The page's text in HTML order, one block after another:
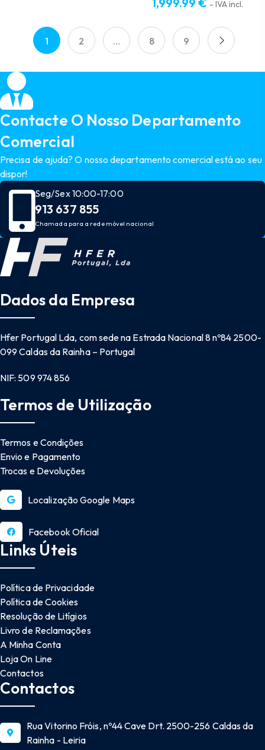
- IVA incl.
1 2 … 8 9
Contacte O Nosso Departamento
Comercial
Precisa de ajuda? O nosso departamento comercial está ao seu
dispor!
Seg/Sex 10:00-17:00
913 637 855
Chamada para a rede móvel nacional
Dados da Empresa
Hfer Portugal Lda, com sede na Estrada Nacional 8 nº84 2500-
099 Caldas da Rainha – Portugal
NIF: 509 974 856
Termos de Utilização
Termos e Condições
Envio e Pagamento
Trocas e Devoluções
Localização Google Maps
Facebook Oficial
Links Úteis
Política de Privacidade
Política de Cookies
Resolução de Litígios
Livro de Reclamações
A Minha Conta
Loja On Line
Contactos
Contactos
Rua Vitorino Fróis, nº44 Cave Drt. 2500-256 Caldas da
Rainha - Leiria